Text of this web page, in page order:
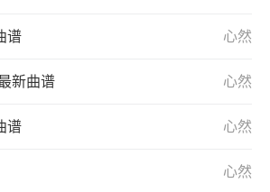
心然
谱
心然
新曲谱
心然
谱
心然